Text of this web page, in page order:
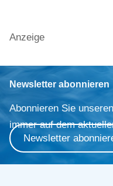
Anzeige
Newsletter abonnieren
Abonnieren Sie
immer auf dem
Newsletter